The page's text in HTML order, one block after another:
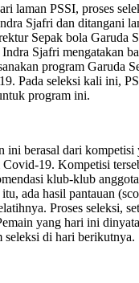
laman PSSI, proses
Sjafri dan ditangani
Sepak bola Garuda
Sjafri mengatakan
program Garuda
Pada seleksi kali ini,
program ini.
ini berasal dari kompetisi
19. Kompetisi
klub-klub
ada hasil pantauan
Proses seleksi,
yang hari ini
seleksi di hari berikutnya.